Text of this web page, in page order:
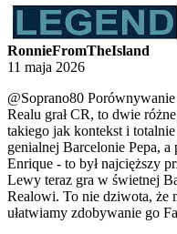
RonnieFromTheIsland
11 maja 2026
@Soprano80
Realu grał CR, to dwie
takiego jak kontekst i
genialnej Barcelonie Pepa,
Enrique - to był najcięższy
Lewy teraz gra w świetnej
Realowi. To nie dziwota, że
ułatwiamy zdobywanie go